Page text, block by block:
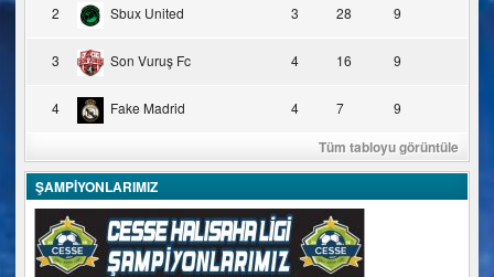
2 Sbux United 3 28 9
3 Son Vuruş Fc 4 16 9
4 Fake Madrid 4 7 9
Tüm tabloyu görüntüle
ŞAMPİYONLARIMIZ